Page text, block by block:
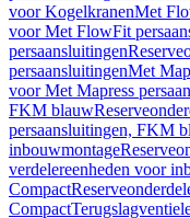
voor KogelkranenMet
voor Met FlowFit
persaansluitingen
persaansluitingenMet
voor Met Mapress
FKM blauw
persaansluitingen, FKM
inbouwmontage
verdelereenheden voor
Compact
Compact